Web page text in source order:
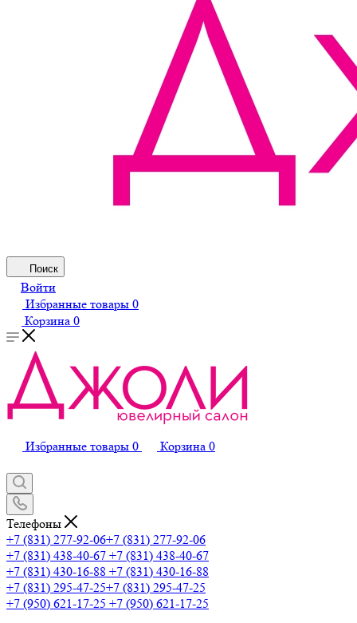
Поиск
Войти
Избранные товары 0
Корзина 0
Избранные товары 0 Корзина 0
Телефоны
+7 (831) 277-92-06+7 (831) 277-92-06
+7 (831) 438-40-67 +7 (831) 438-40-67
+7 (831) 430-16-88 +7 (831) 430-16-88
+7 (831) 295-47-25+7 (831) 295-47-25
+7 (950) 621-17-25 +7 (950) 621-17-25